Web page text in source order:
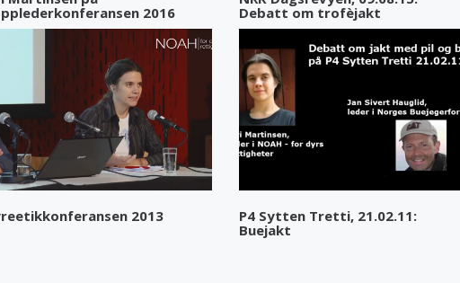
2016
Debatt om trofèjakt
2013
P4 Sytten Tretti, 21.02.11:
Buejakt